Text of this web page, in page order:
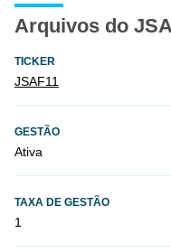
Arquivos do
TICKER
JSAF11
GESTÃO
Ativa
TAXA DE GESTÃO
1